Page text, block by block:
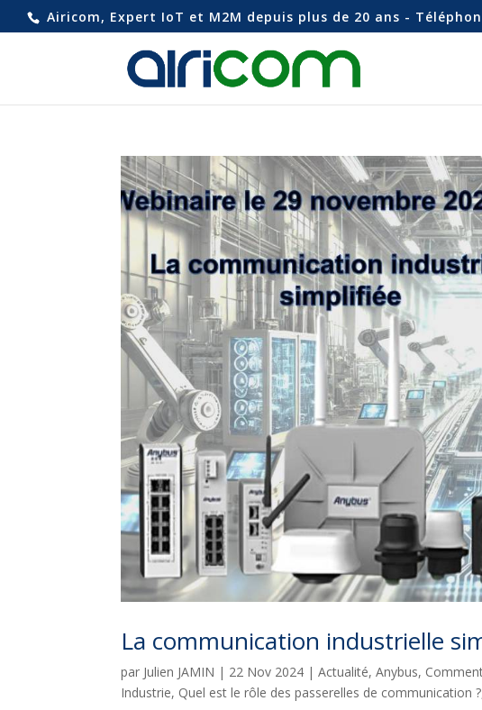
Airicom, Expert IoT et M2M depuis plus de 20 ans -
La communication industrielle
par Julien JAMIN | 22 Nov 2024 |Actualité,Anybus,
Industrie, Quel est le rôle des passerelles de communication ?